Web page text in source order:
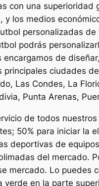
con una superioridad
los medios
personalizadas
podrás
de
ciudades
Las Condes, La
Punta Arenas,
de todos
50% para iniciar la
deportivas de
del mercado.
mercado. Lo puedes
en la parte